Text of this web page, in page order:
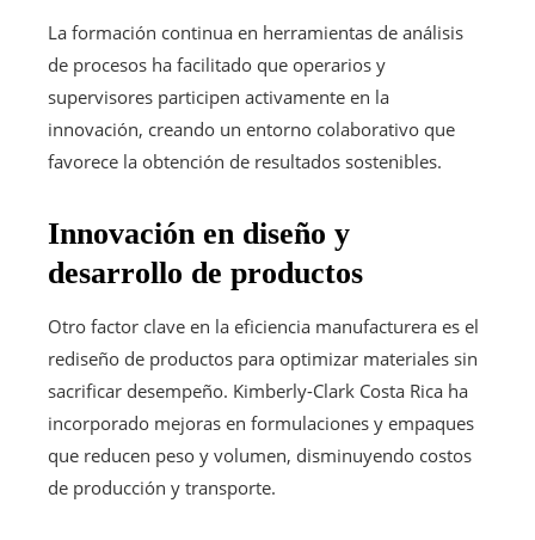
La formación continua en herramientas de análisis
de procesos ha facilitado que operarios y
supervisores participen activamente en la
innovación, creando un entorno colaborativo que
favorece la obtención de resultados sostenibles.
Innovación en diseño y
desarrollo de productos
Otro factor clave en la eficiencia manufacturera es el
rediseño de productos para optimizar materiales sin
sacrificar desempeño. Kimberly-Clark Costa Rica ha
incorporado mejoras en formulaciones y empaques
que reducen peso y volumen, disminuyendo costos
de producción y transporte.